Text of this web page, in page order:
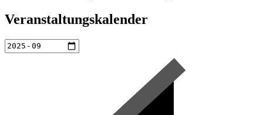
Veranstaltungskalender